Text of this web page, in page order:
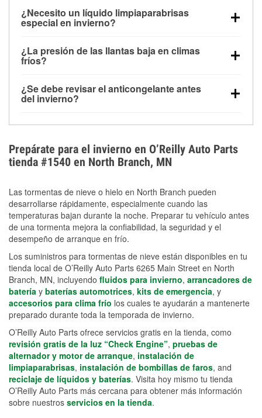
debajo de los 32 °F y puede perder hasta la mitad de
su potencia de arranque cerca de los 0 °F, lo que
arranque.
¿Necesito un líquido limpiaparabrisas
especial en invierno?
la congelación y ayuda a disolver la sal y la nieve
derretida en la carretera para mejorar la visibilidad.
¿La presión de las llantas baja en climas
fríos?
alrededor de 1 PSI por cada 10 °F que baja la
temperatura. Puedes obtener más información sobre
¿Se debe revisar el anticongelante antes
del invierno?
el sobrecalentamiento en condiciones de frío
extremo. Aprende cómo comprobar la protección
anticongelante en nuestra sección How-To.
Prepárate para el invierno en O’Reilly Auto Parts
tienda #1540 en North Branch, MN
Las tormentas de nieve o hielo en North Branch pueden
desarrollarse rápidamente, especialmente cuando las
temperaturas bajan durante la noche. Preparar tu vehículo antes
de una tormenta mejora la confiabilidad, la seguridad y el
desempeño de arranque en frío.
Los suministros para tormentas de nieve están disponibles en tu
tienda local de O’Reilly Auto Parts 6265 Main Street en North
Branch, MN, incluyendo fluidos para invierno, arrancadores de
batería y baterías automotrices, kits de emergencia, y
accesorios para clima frío los cuales te ayudarán a mantenerte
preparado durante toda la temporada de invierno.
O’Reilly Auto Parts ofrece servicios gratis en la tienda, como
revisión gratis de la luz “Check Engine”, pruebas de
alternador y motor de arranque, instalación de
limpiaparabrisas, instalación de bombillas de faros, and
reciclaje de líquidos y baterías. Visita hoy mismo tu tienda
O’Reilly Auto Parts más cercana para obtener más información
sobre nuestros servicios en la tienda.